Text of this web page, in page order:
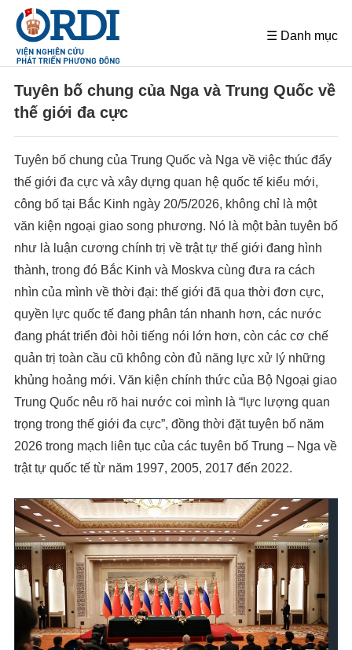
☰ Danh mục
Tuyên bố chung của Nga và Trung Quốc về
thế giới đa cực
Tuyên bố chung của Trung Quốc và Nga về việc thúc đẩy
thế giới đa cực và xây dựng quan hệ quốc tế kiểu mới,
công bố tại Bắc Kinh ngày 20/5/2026, không chỉ là một
văn kiện ngoại giao song phương. Nó là một bản tuyên bố
như là luận cương chính trị về trật tự thế giới đang hình
thành, trong đó Bắc Kinh và Moskva cùng đưa ra cách
nhìn của mình về thời đại: thế giới đã qua thời đơn cực,
quyền lực quốc tế đang phân tán nhanh hơn, các nước
đang phát triển đòi hỏi tiếng nói lớn hơn, còn các cơ chế
quản trị toàn cầu cũ không còn đủ năng lực xử lý những
khủng hoảng mới. Văn kiện chính thức của Bộ Ngoại giao
Trung Quốc nêu rõ hai nước coi mình là “lực lượng quan
trọng trong thế giới đa cực”, đồng thời đặt tuyên bố năm
2026 trong mạch liên tục của các tuyên bố Trung – Nga về
trật tự quốc tế từ năm 1997, 2005, 2017 đến 2022.